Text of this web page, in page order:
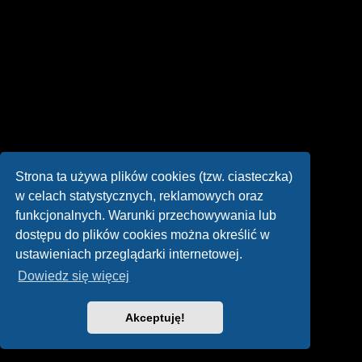
Strona ta używa plików cookies (tzw. ciasteczka)
w celach statystycznych, reklamowych oraz
funkcjonalnych. Warunki przechowywania lub
dostępu do plików cookies można określić w
ustawieniach przeglądarki internetowej.
Dowiedz się więcej
Akceptuję!